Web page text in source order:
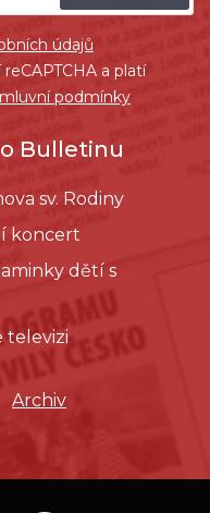
údajů
a platí
podmínky
Bulletinu
sv. Rodiny
koncert
dětí s
televizi
Archiv